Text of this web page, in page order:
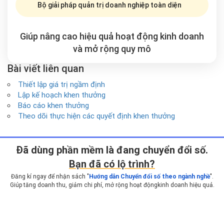
Bộ giải pháp quản trị doanh nghiệp toàn diện
Giúp nâng cao hiệu quả hoạt động kinh doanh
và mở rộng quy mô
Bài viết liên quan
Thiết lập giá trị ngầm định
Lập kế hoạch khen thưởng
Báo cáo khen thưởng
Theo dõi thực hiện các quyết định khen thưởng
Ðã dùng phần mềm là đang chuyển đổi số.
Bạn đã có lộ trình?
Đăng kí ngay để nhận sách " Hướng dẫn Chuyển đổi số theo ngành nghề".
Giúp tăng doanh thu, giảm chi phí, mở rộng hoạt động kinh doanh hiệu quả.